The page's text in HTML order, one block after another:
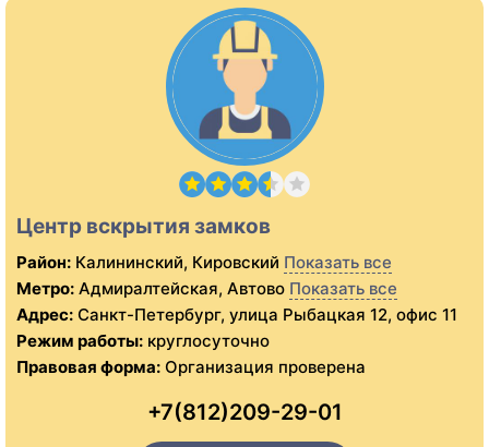
Центр вскрытия замков
Район: Калининский, Кировский Показать все
Метро: Адмиралтейская, Автово Показать все
Адрес: Санкт-Петербург, улица Рыбацкая 12, офис 11
Режим работы: круглосуточно
Правовая форма: Организация проверена
+7(812)209-29-01